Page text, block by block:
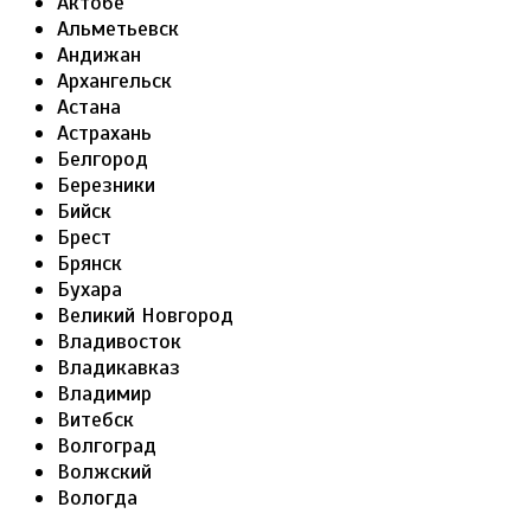
Альметьевск
Андижан
Архангельск
Астана
Астрахань
Белгород
Березники
Бийск
Брест
Брянск
Бухара
Великий Новгород
Владивосток
Владикавказ
Владимир
Витебск
Волгоград
Волжский
Вологда